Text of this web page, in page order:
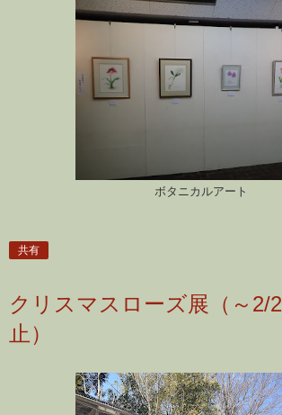
ボタニカルアート
共有
クリスマスローズ展（～2/
止）